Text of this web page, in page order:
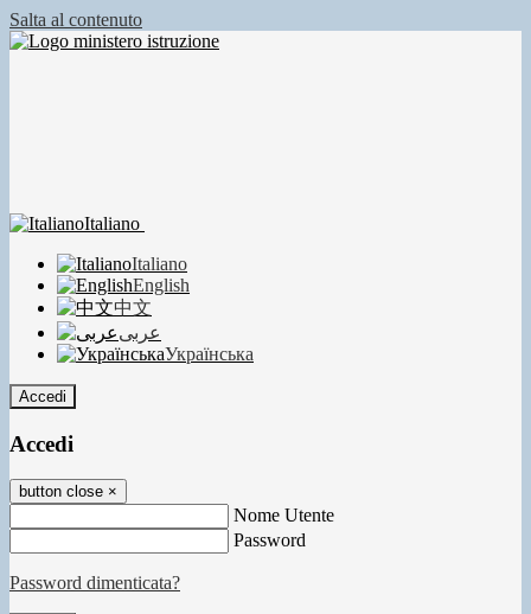
Salta al contenuto
Italiano
Italiano
English
中文
عربى
Українська
Accedi
Accedi
button close ×
Nome Utente
Password
Password dimenticata?